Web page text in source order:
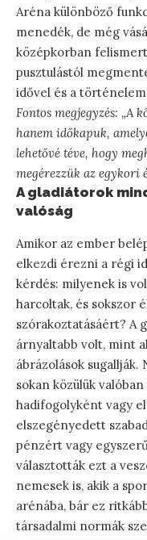
Aréna különböző
menedék, de még
középkorban
pusztulástól
idővel és a
Fontos megjegyzés: „A
hanem időkapuk,
lehetővé téve, hogy
megérezzük az egykori
A gladiátorok
valóság
Amikor az ember
elkezdi érezni a régi
kérdés: milyenek is
harcoltak, és sokszor
szórakoztatásáért? A
árnyaltabb volt, mint
ábrázolások sugallják.
sokan közülük
hadifogolyként vagy
elszegényedett
pénzért vagy
választották ezt a
nemesek is, akik a
arénába, bár ez
társadalmi normák